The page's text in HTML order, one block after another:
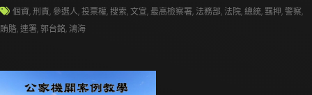
個資,刑責,參選人,投票權,搜索,文宣,最高檢察署, 法務部, 法院,總統,羈押,警察,
賄賂,連署,郭台銘, 鴻海